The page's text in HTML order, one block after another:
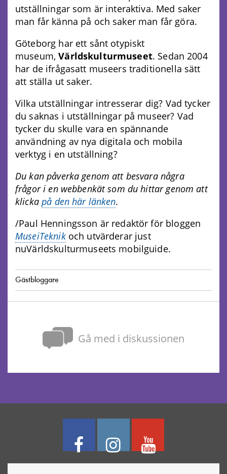
utställningar som är interaktiva. Med saker
man får känna på och saker man får göra.
Göteborg har ett sånt otypiskt
museum,Världskulturmuseet. Sedan 2004
har de ifrågasatt museers traditionella sätt
att ställa ut saker.
Vilka utställningar intresserar dig? Vad tycker
du saknas i utställningar på museer? Vad
tycker du skulle vara en spännande
användning av nya digitala och mobila
verktyg i en utställning?
Du kan påverka genom att besvara några
frågor i en webbenkät som du hittar genom att
klickapå den här länken.
/Paul Henningsson är redaktör för bloggen
MuseiTeknikoch utvärderar just
nuVärldskulturmuseets mobilguide.
Gästbloggare
Gå med i diskussionen